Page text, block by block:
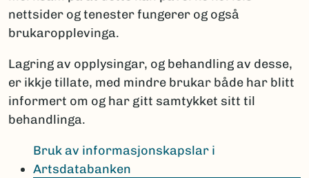
nettsider og tenester fungerer og også
brukaropplevinga.
Lagring av opplysingar, og behandling av desse,
er ikkje tillate, med mindre brukar både har blitt
informert om og har gitt samtykket sitt til
behandlinga.
Bruk av informasjonskapslar i
Artsdatabanken